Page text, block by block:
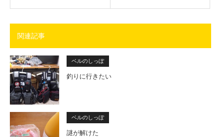
関連記事
ベルのしっぽ
釣りに行きたい
ベルのしっぽ
謎が解けた